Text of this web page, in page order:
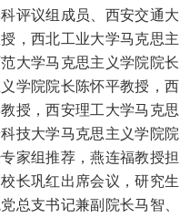
评议组成员、西安交通大
，西北工业大学马克思主
大学马克思主义学院院长
学院院长陈怀平教授，西
授，西安理工大学马克思
技大学马克思主义学院院
家组推荐，燕连福教授担
长巩红出席会议，研究生
总支书记兼副院长马智、